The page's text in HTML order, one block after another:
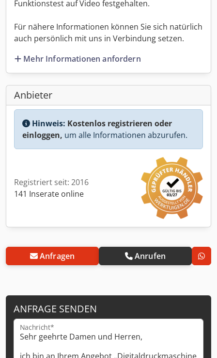
Funktionstest auf Video festgehalten.
Für nähere Informationen können Sie sich natürlich
auch persönlich mit uns in Verbindung setzen.
Mehr Informationen anfordern
Anbieter
Hinweis: Kostenlos registrieren oder
einloggen, um alle Informationen abzurufen.
Registriert seit: 2016
141 Inserate online
Anfragen Anrufen
ANFRAGE SENDEN
Nachricht*